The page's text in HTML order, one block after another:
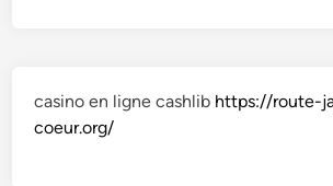
casino en ligne cashlib https://route-
coeur.org/